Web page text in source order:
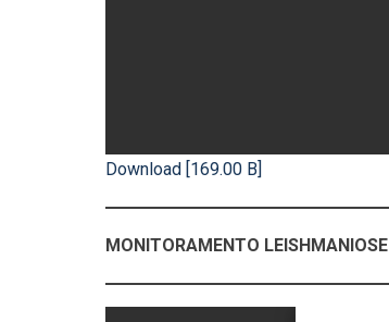
Download [169.00 B]
MONITORAMENTO LEISHMANIOSE